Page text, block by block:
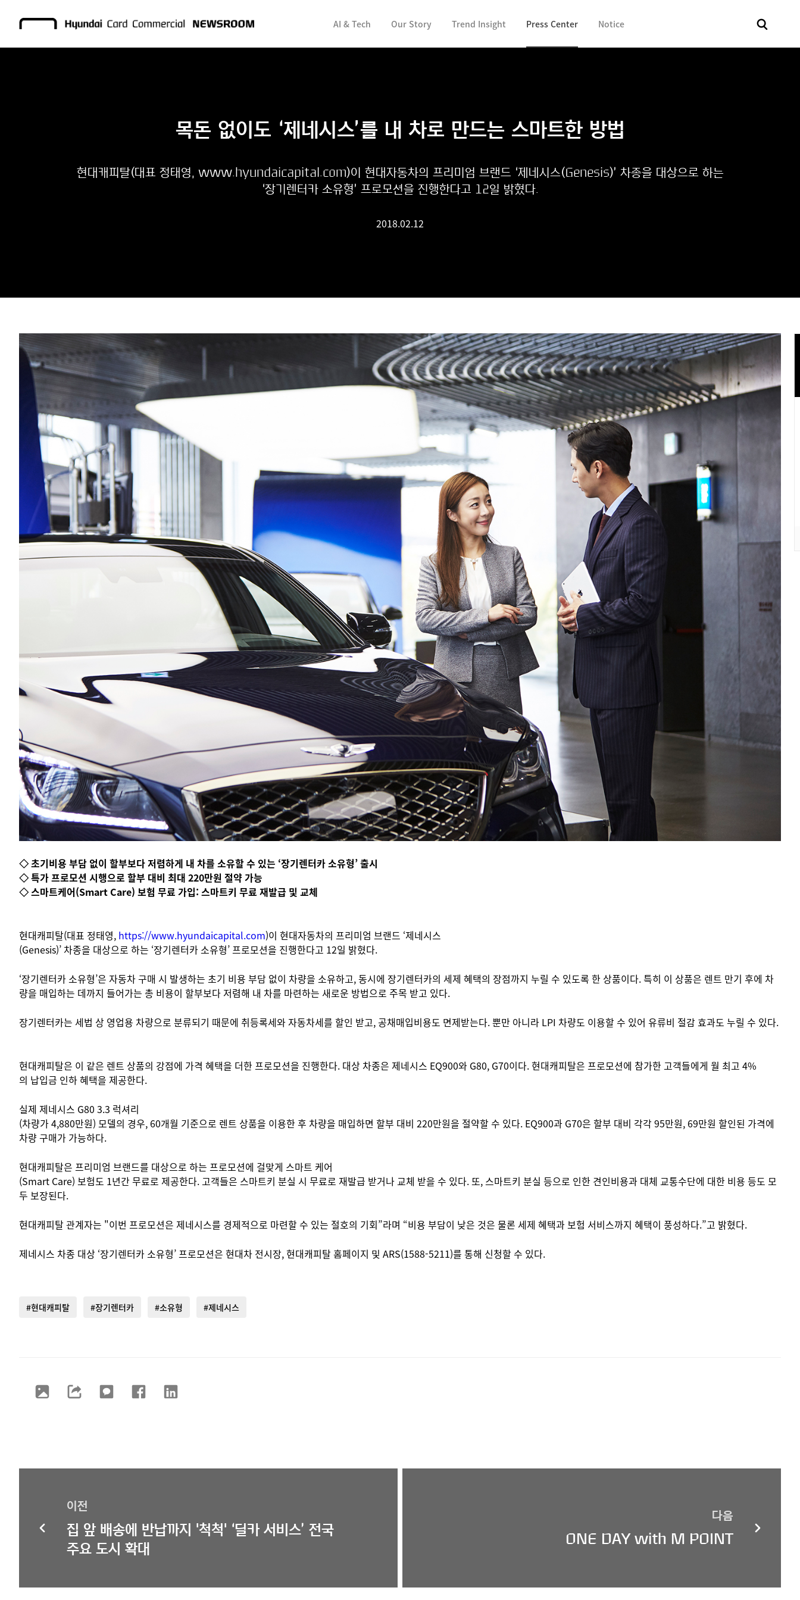
AI & Tech Our Story Trend Insight Press Center Notice
목돈 없이도 ‘제네시스’를 내 차로 만드는 스마트한 방법
현대캐피탈(대표 정태영, www.hyundaicapital.com)이 현대자동차의 프리미엄 브랜드 ‘제네시스(Genesis)’ 차종을 대상으로 하는
‘장기렌터카 소유형’ 프로모션을 진행한다고 12일 밝혔다.
2018.02.12
◇ 초기비용 부담 없이 할부보다 저렴하게 내 차를 소유할 수 있는 ‘장기렌터카 소유형’ 출시
◇ 특가 프로모션 시행으로 할부 대비 최대 220만원 절약 가능
◇ 스마트케어(Smart Care) 보험 무료 가입: 스마트키 무료 재발급 및 교체
현대캐피탈(대표 정태영, https://www.hyundaicapital.com)이 현대자동차의 프리미엄 브랜드 ‘제네시스
(Genesis)’ 차종을 대상으로 하는 ‘장기렌터카 소유형’ 프로모션을 진행한다고 12일 밝혔다.
‘장기렌터카 소유형’은 자동차 구매 시 발생하는 초기 비용 부담 없이 차량을 소유하고, 동시에 장기렌터카의 세제 혜택의 장점까지 누릴 수 있도록 한 상품이다. 특히 이 상품은 렌트 만기 후에 차
량을 매입하는 데까지 들어가는 총 비용이 할부보다 저렴해 내 차를 마련하는 새로운 방법으로 주목 받고 있다.
장기렌터카는 세법 상 영업용 차량으로 분류되기 때문에 취등록세와 자동차세를 할인 받고, 공채매입비용도 면제받는다. 뿐만 아니라 LPI 차량도 이용할 수 있어 유류비 절감 효과도 누릴 수 있다.
현대캐피탈은 이 같은 렌트 상품의 강점에 가격 혜택을 더한 프로모션을 진행한다. 대상 차종은 제네시스 EQ900와 G80, G70이다. 현대캐피탈은 프로모션에 참가한 고객들에게 월 최고 4%
의 납입금 인하 혜택을 제공한다.
실제 제네시스 G80 3.3 럭셔리
(차량가 4,880만원) 모델의 경우, 60개월 기준으로 렌트 상품을 이용한 후 차량을 매입하면 할부 대비 220만원을 절약할 수 있다. EQ900과 G70은 할부 대비 각각 95만원, 69만원 할인된 가격에
차량 구매가 가능하다.
현대캐피탈은 프리미엄 브랜드를 대상으로 하는 프로모션에 걸맞게 스마트 케어
(Smart Care) 보험도 1년간 무료로 제공한다. 고객들은 스마트키 분실 시 무료로 재발급 받거나 교체 받을 수 있다. 또, 스마트키 분실 등으로 인한 견인비용과 대체 교통수단에 대한 비용 등도 모
두 보장된다.
현대캐피탈 관계자는 "이번 프로모션은 제네시스를 경제적으로 마련할 수 있는 절호의 기회”라며 “비용 부담이 낮은 것은 물론 세제 혜택과 보험 서비스까지 혜택이 풍성하다.”고 밝혔다.
제네시스 차종 대상 ‘장기렌터카 소유형’ 프로모션은 현대차 전시장, 현대캐피탈 홈페이지 및 ARS(1588-5211)를 통해 신청할 수 있다.
#현대캐피탈 #장기렌터카 #소유형 #제네시스
이전
집 앞 배송에 반납까지 '척척' ‘딜카 서비스’ 전국
주요 도시 확대
다음
ONE DAY with M POINT